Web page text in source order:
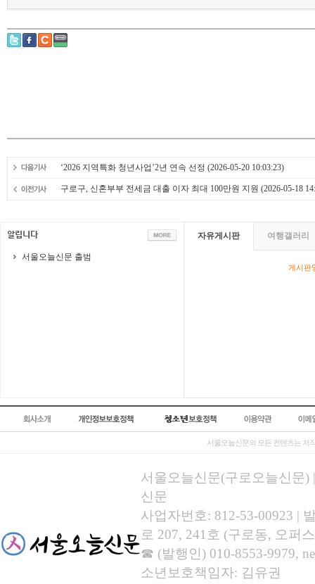
‘2026 지역특화 청년사업’2년 연속 선정 (2026-05-20 10:03:23)
구로구, 신혼부부 전세금 대출 이자 최대 100만원 지원 (2026-05-18
서울오늘신문 출범
자유게시판 여행갤러리
게시판
서울오늘신문의 모든 컨텐츠는 저
서울오늘신문(구로오늘신문)
신문
사업자번호: 812-53-00923 |
로 207, 241호 (구로동, 오퍼
☎ (발행인) 010-8553-9979,
소년보호책임자: 김유권